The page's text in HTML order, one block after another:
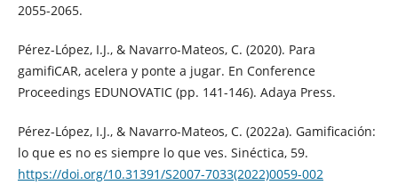
2055-2065.
Pérez-López, I.J., & Navarro-Mateos, C. (2020). Para
gamifiCAR, acelera y ponte a jugar. En Conference
Proceedings EDUNOVATIC (pp. 141-146). Adaya Press.
Pérez-López, I.J., & Navarro-Mateos, C. (2022a). Gamificación:
lo que es no es siempre lo que ves. Sinéctica, 59.
https://doi.org/10.31391/S2007-7033(2022)0059-002